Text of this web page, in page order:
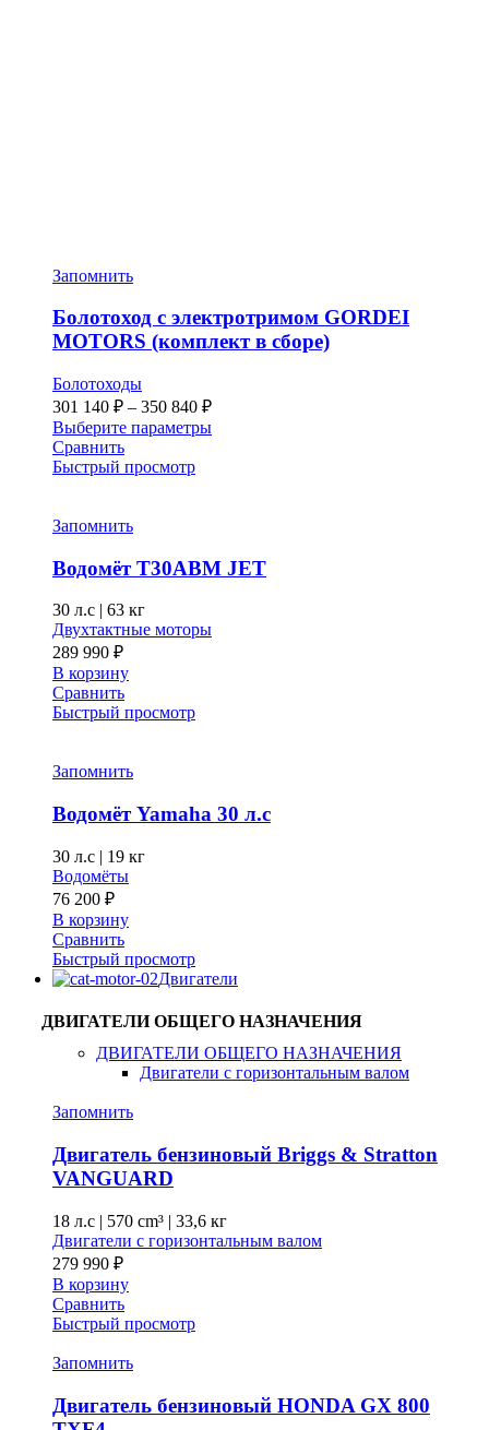
Запомнить
Болотоход с электротримом GORDEI
MOTORS (комплект в сборе)
Болотоходы
301 140 ₽ – 350 840 ₽Диапазон
цен:
Выберите параметрыЭтот
выбрать
на
товара.
Сравнить
Быстрый просмотр
Запомнить
Водомёт T30ABM JET
30 л.с | 63 кг
Двухтактные моторы
289 990 ₽
В корзину
Сравнить
Быстрый просмотр
Запомнить
Водомёт Yamaha 30 л.с
30 л.с | 19 кг
Водомёты
76 200 ₽
В корзину
Сравнить
Быстрый просмотр
Двигатели
ДВИГАТЕЛИ ОБЩЕГО НАЗНАЧЕНИЯ
ДВИГАТЕЛИ ОБЩЕГО НАЗНАЧЕНИЯ
Двигатели с горизонтальным валом
Запомнить
Двигатель бензиновый Briggs & Stratton
VANGUARD
18 л.с | 570 cm³ | 33,6 кг
Двигатели с горизонтальным валом
279 990 ₽
В корзину
Сравнить
Быстрый просмотр
Запомнить
Двигатель бензиновый HONDA GX 800